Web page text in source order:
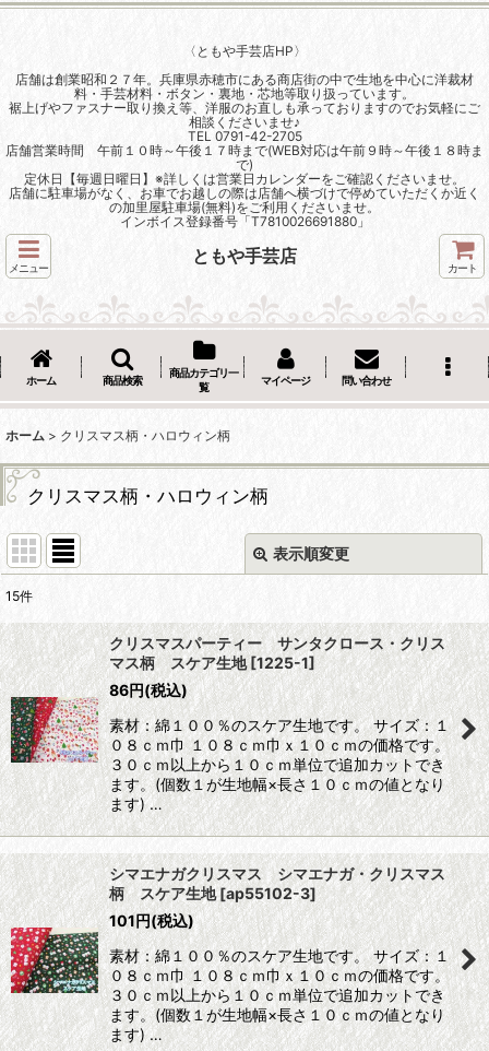
〈ともや手芸店HP〉
店舗は創業昭和２７年。兵庫県赤穂市にある商店街の中で生地を中心に洋裁材
料・手芸材料・ボタン・裏地・芯地等取り扱っています。
裾上げやファスナー取り換え等、洋服のお直しも承っておりますのでお気軽にご
相談くださいませ♪
TEL 0791-42-2705
店舗営業時間 午前１０時～午後１７時まで(WEB対応は午前９時～午後１８時ま
で)
定休日【毎週日曜日】※詳しくは営業日カレンダーをご確認くださいませ。
店舗に駐車場がなく、お車でお越しの際は店舗へ横づけで停めていただくか近く
の加里屋駐車場(無料)をご利用くださいませ。
インボイス登録番号「T7810026691880」
メニュー
ともや手芸店
カート
ホーム 商品検索
商品カテゴリ一
覧
マイページ 問い合わせ
ホーム > クリスマス柄・ハロウィン柄
クリスマス柄・ハロウィン柄
表示順変更
並び順:
絞り込む
15件
クリスマスパーティー サンタクロース・クリス
マス柄 スケア生地[1225-1]
86円(税込)
素材：綿１００％のスケア生地です。 サイズ：１
０８ｃｍ巾 １０８ｃｍ巾ｘ１０ｃｍの価格です。
３０ｃｍ以上から１０ｃｍ単位で追加カットでき
ます。(個数１が生地幅×長さ１０ｃｍの値となり
ます) …
シマエナガクリスマス シマエナガ・クリスマス
柄 スケア生地 [ap55102-3]
101円(税込)
素材：綿１００％のスケア生地です。 サイズ：１
０８ｃｍ巾 １０８ｃｍ巾ｘ１０ｃｍの価格です。
３０ｃｍ以上から１０ｃｍ単位で追加カットでき
ます。(個数１が生地幅×長さ１０ｃｍの値となり
ます) …